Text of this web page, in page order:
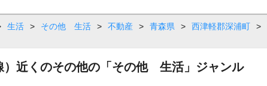
生活 > その他 生活 > 不動産 > 青森県 > 西津軽郡深浦町 >
）近くのその他の「その他 生活」ジャンル